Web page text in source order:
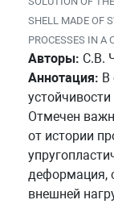
SHELL MADE OF
PROCESSES IN A
Авторы: С.В.
Аннотация: В
Отмечен
от истории
деформация,
внешней